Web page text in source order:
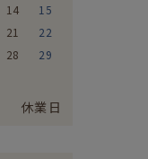
14
15
21
22
28
29
休業日